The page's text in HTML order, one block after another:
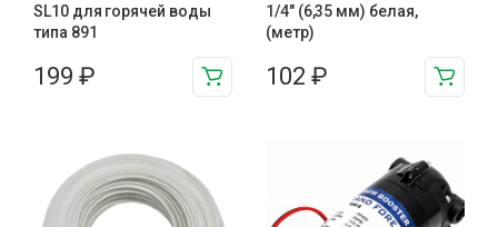
SL10 для горячей воды
типа 891
199 ₽
1/4″ (6,35 мм) белая,
(метр)
102 ₽